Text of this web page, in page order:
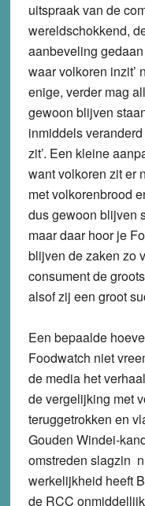
uitspraak van de
wereldschokkend,
aanbeveling
waar volkoren inzit’
enige, verder mag
gewoon blijven
inmiddels
zit’. Een kleine
want volkoren zit er
met volkorenbrood
dus gewoon blijven
maar daar hoor je
blijven de zaken zo
consument de
alsof zij een groot
Een bepaalde
Foodwatch niet
de media het
de vergelijking met
teruggetrokken en
Gouden Windei-
omstreden slagzin
werkelijkheid heeft
de RCC